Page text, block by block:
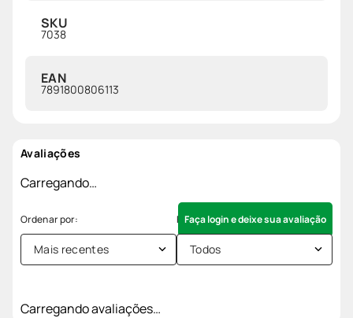
SKU
7038
EAN
7891800806113
Avaliações
Carregando…
Faça login e deixe sua avaliação
Mais recentes Todos
Carregando avaliações…